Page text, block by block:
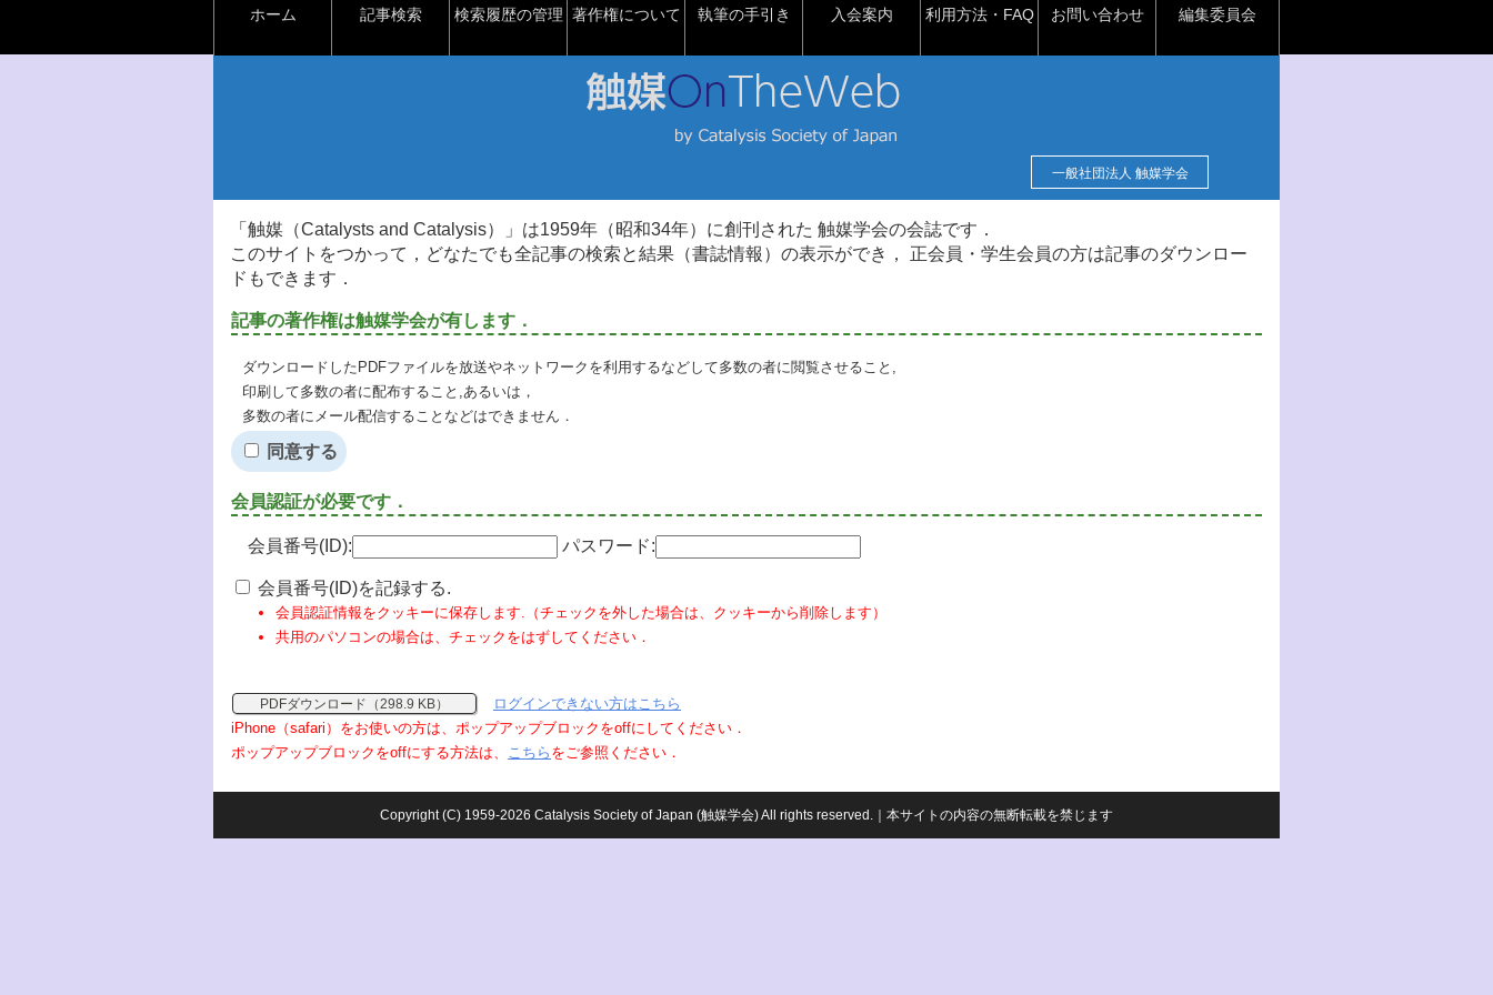
ホーム 記事検索 検索履歴の管理 著作権について 執筆の手引き 入会案内 利用方法・FAQ お問い合わせ 編集委員会
一般社団法人 触媒学会
「触媒（Catalysts and Catalysis）」は1959年（昭和34年）に創刊された 触媒学会の会誌です．
このサイトをつかって，どなたでも全記事の検索と結果（書誌情報）の表示ができ， 正会員・学生会員の方は記事のダウンロー
ドもできます．
記事の著作権は触媒学会が有します．
ダウンロードしたPDFファイルを放送やネットワークを利用するなどして多数の者に閲覧させること,
印刷して多数の者に配布すること,あるいは，
多数の者にメール配信することなどはできません．
同意する
会員認証が必要です．
会員番号(ID): パスワード:
会員番号(ID)を記録する.
会員認証情報をクッキーに保存します.（チェックを外した場合は、クッキーから削除します）
共用のパソコンの場合は、チェックをはずしてください．
PDFダウンロード（298.9 KB）
ログインできない方はこちら
iPhone（safari）をお使いの方は、ポップアップブロックをoffにしてください．
ポップアップブロックをoffにする方法は、 こちら をご参照ください．
Copyright (C) 1959-2026 Catalysis Society of Japan (触媒学会) All rights reserved.｜本サイトの内容の無断転載を禁じます